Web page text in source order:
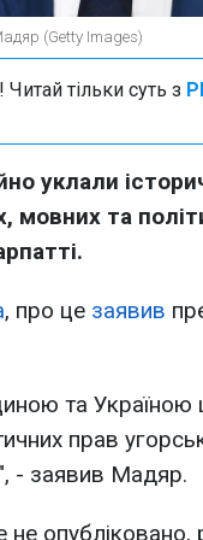
(Getty Images)
тільки суть з
уклали
мовних та
, про це заявив
та Україною
прав
- заявив Мадяр.
опубліковано,